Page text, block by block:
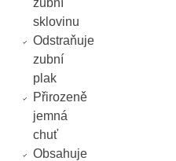
zubní
sklovinu
Odstraňuje
zubní
plak
Přirozeně
jemná
chuť
Obsahuje